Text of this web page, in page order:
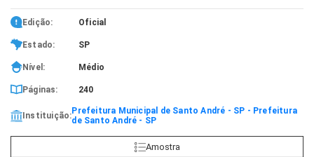
Edição: Oficial
Estado: SP
Nível: Médio
Páginas: 240
Instituição:Prefeitura Municipal de Santo André - SP - Prefeitura
de Santo André - SP
Amostra